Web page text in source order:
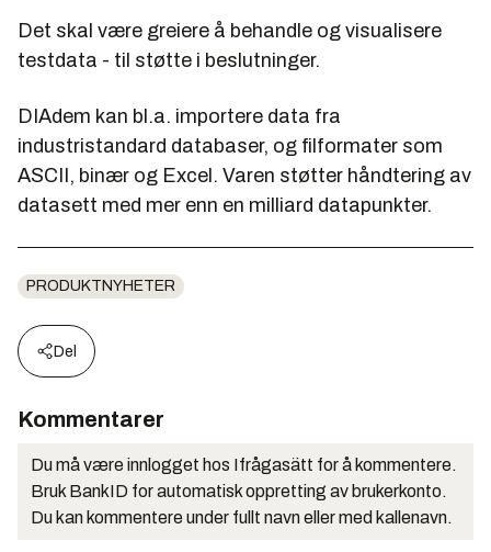
Det skal være greiere å behandle og visualisere
testdata - til støtte i beslutninger.
DIAdem kan bl.a. importere data fra
industristandard databaser, og filformater som
ASCII, binær og Excel. Varen støtter håndtering av
datasett med mer enn en milliard datapunkter.
PRODUKTNYHETER
Del
Kommentarer
Du må være innlogget hos Ifrågasätt for å kommentere.
Bruk BankID for automatisk oppretting av brukerkonto.
Du kan kommentere under fullt navn eller med kallenavn.